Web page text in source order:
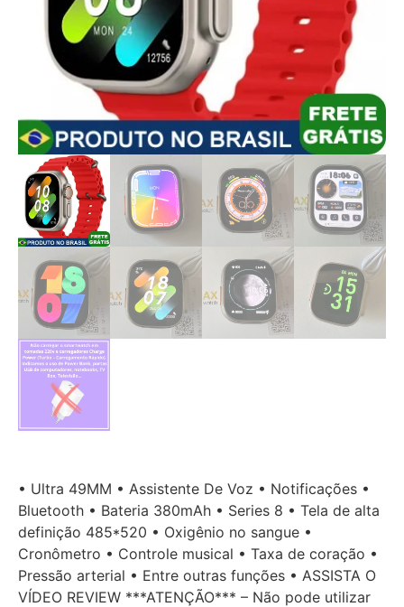
• Ultra 49MM • Assistente De Voz • Notificações •
Bluetooth • Bateria 380mAh • Series 8 • Tela de alta
definição 485*520 • Oxigênio no sangue •
Cronômetro • Controle musical • Taxa de coração •
Pressão arterial • Entre outras funções • ASSISTA O
VÍDEO REVIEW ***ATENÇÃO*** – Não pode utilizar